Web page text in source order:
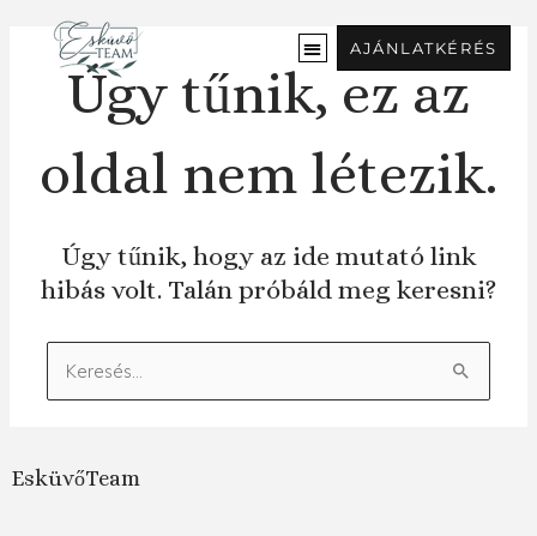
tartalomra
AJÁNLATKÉRÉS
Úgy tűnik, ez az
oldal nem létezik.
Úgy tűnik, hogy az ide mutató link
hibás volt. Talán próbáld meg keresni?
Keresés:
EsküvőTeam